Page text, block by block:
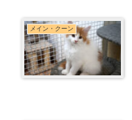
メイン・クーン